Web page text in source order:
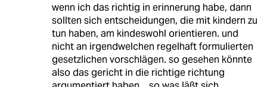
wenn ich das richtig in erinnerung habe, dann
sollten sich entscheidungen, die mit kindern zu
tun haben, am kindeswohl orientieren. und
nicht an irgendwelchen regelhaft formulierten
gesetzlichen vorschlägen. so gesehen könnte
also das gericht in die richtige richtung